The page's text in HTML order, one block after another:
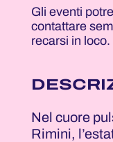
Gli eventi
contattare
recarsi in loco.
Nel cuore
Rimini,